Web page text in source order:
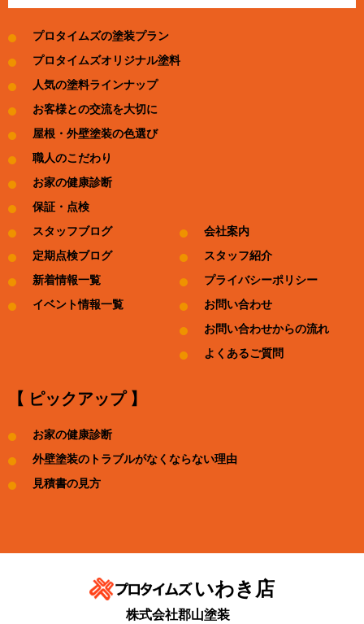
プロタイムズの塗装プラン
プロタイムズオリジナル塗料
人気の塗料ラインナップ
お客様との交流を大切に
屋根・外壁塗装の色選び
職人のこだわり
お家の健康診断
保証・点検
スタッフブログ
定期点検ブログ
新着情報一覧
イベント情報一覧
会社案内
スタッフ紹介
プライバシーポリシー
お問い合わせ
お問い合わせからの流れ
よくあるご質問
【 ピックアップ 】
お家の健康診断
外壁塗装のトラブルがなくならない理由
見積書の見方
いわき店
株式会社郡山塗装